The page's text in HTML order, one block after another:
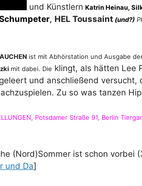
und Künstlern Katrin Heinau,
, HEL Toussaint (und?)
ist mit Abhörstation und Ausgabe
mit dabei. Die klingt, als hätten Lee
und anschließend versucht,
Zu so was tanzen
Potsdamer Straße 91, Berlin
(Nord)Sommer ist schon vorbei
und Da]